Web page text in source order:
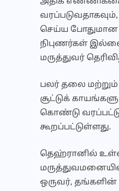
செய்ய போதுமான
நிபுணர்கள்
மருத்துவர்
பலர் தலை மற்றும்
சூட்டுக்
கொண்டு
கூறப்பட்டுள்ளது.
தெஹ்ரானில்
ஒருவர்,